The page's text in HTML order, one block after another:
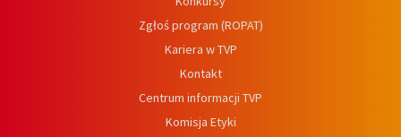
Zgłoś program (ROPAT)
Kariera w TVP
Kontakt
Centrum informacji TVP
Komisja Etyki